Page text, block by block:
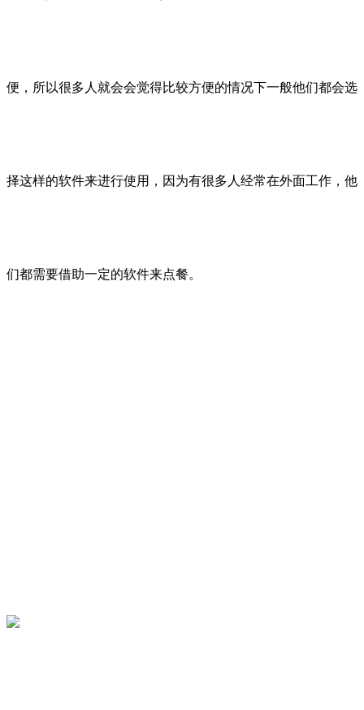
便，所以很多人就会会觉得比较方便的情况下一般他们都会选
择这样的软件来进行使用，因为有很多人经常在外面工作，他
们都需要借助一定的软件来点餐。